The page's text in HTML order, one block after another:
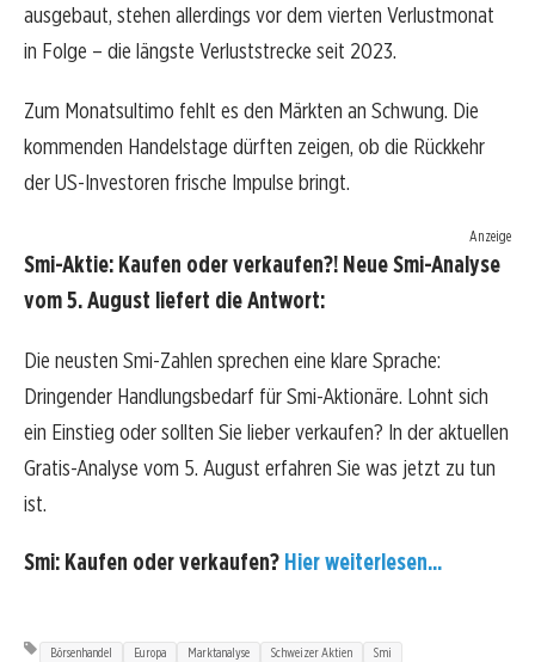
ausgebaut, stehen allerdings vor dem vierten Verlustmonat
in Folge – die längste Verluststrecke seit 2023.
Zum Monatsultimo fehlt es den Märkten an Schwung. Die
kommenden Handelstage dürften zeigen, ob die Rückkehr
der US-Investoren frische Impulse bringt.
Anzeige
Smi-Aktie: Kaufen oder verkaufen?! Neue Smi-Analyse
vom 5. August liefert die Antwort:
Die neusten Smi-Zahlen sprechen eine klare Sprache:
Dringender Handlungsbedarf für Smi-Aktionäre. Lohnt sich
ein Einstieg oder sollten Sie lieber verkaufen? In der aktuellen
Gratis-Analyse vom 5. August erfahren Sie was jetzt zu tun
ist.
Smi: Kaufen oder verkaufen? Hier weiterlesen...
Börsenhandel Europa Marktanalyse Schweizer Aktien Smi